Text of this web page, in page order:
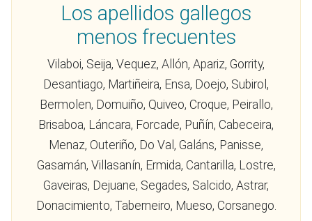
Los apellidos gallegos
menos frecuentes
Vilaboi, Seija, Vequez, Allón, Apariz, Gorrity,
Desantiago, Martiñeira, Ensa, Doejo, Subirol,
Bermolen, Domuiño, Quiveo, Croque, Peirallo,
Brisaboa, Láncara, Forcade, Puñín, Cabeceira,
Menaz, Outeriño, Do Val, Galáns, Panisse,
Gasamán, Villasanín, Ermida, Cantarilla, Lostre,
Gaveiras, Dejuane, Segades, Salcido, Astrar,
Donacimiento, Taberneiro, Mueso, Corsanego.